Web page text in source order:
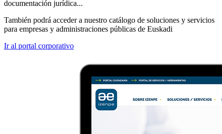
documentación jurídica...
También podrá acceder a nuestro catálogo de soluciones y servicios
para empresas y administraciones públicas de Euskadi
Ir al portal corporativo